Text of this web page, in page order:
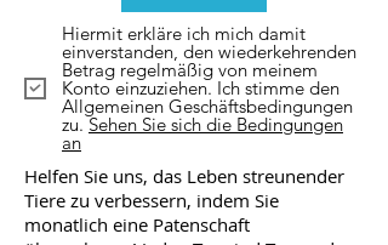
Hiermit erkläre ich mich damit
einverstanden, den wiederkehrenden
Betrag regelmäßig von meinem
Konto einzuziehen. Ich stimme den
Allgemeinen Geschäftsbedingungen
zu.Sehen Sie sich die Bedingungen
an
Helfen Sie uns, das Leben streunender
Tiere zu verbessern, indem Sie
monatlich eine Patenschaft